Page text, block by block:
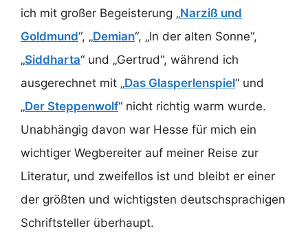
ich mit großer Begeisterung „Narziß und
Goldmund“, „Demian“, „In der alten Sonne“,
„Siddharta“ und „Gertrud“, während ich
ausgerechnet mit „Das Glasperlenspiel“ und
„Der Steppenwolf“ nicht richtig warm wurde.
Unabhängig davon war Hesse für mich ein
wichtiger Wegbereiter auf meiner Reise zur
Literatur, und zweifellos ist und bleibt er einer
der größten und wichtigsten deutschsprachigen
Schriftsteller überhaupt.